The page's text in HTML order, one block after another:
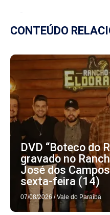
CONTEÚDO
DVD “Boteco do
gravado no
José dos
sexta-feira (14)
07/08/2026 / Vale do Paraíba